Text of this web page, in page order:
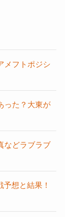
メフトポジシ
った？大東が
などラブラブ
想と結果！